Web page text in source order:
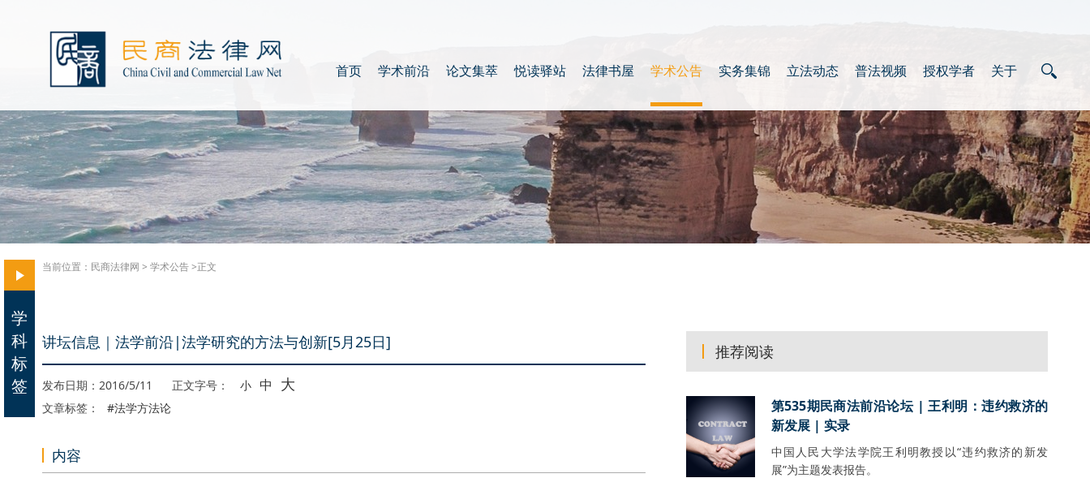
首页 学术前沿 论文集萃 悦读驿站 法律书屋 学术公告 实务集锦 立法动态 普法视频 授权学者 关于
当前位置： 民商法律网 > 学术公告>正文
讲坛信息｜法学前沿|法学研究的方法与创新[5月25日]
发布日期：2016/5/11 正文字号： 小 中 大
文章标签： #法学方法论
内容
推荐阅读
第535期民商法前沿论坛 | 王利明：违约救济的
新发展 | 实录
中国人民大学法学院王利明教授以“违约救济的新发
展”为主题发表报告。
学
科
标
签